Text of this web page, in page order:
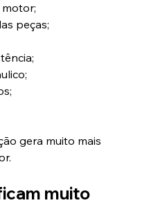
peças;
gera muito mais
muito